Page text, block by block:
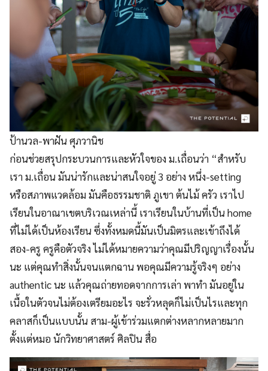
ป้านวล-พาฝัน ศุภวานิช
ก่อนช่วยสรุปกระบวนการและหัวใจของ ม.เถื่อนว่า “สำหรับ
เรา ม.เถื่อน มันน่ารักและน่าสนใจอยู่ 3 อย่าง หนึ่ง-setting
หรือสภาพแวดล้อม มันคือธรรมชาติ ภูเขา ต้นไม้ ครัว เราไป
เรียนในอาณาเขตบริเวณเหล่านี้ เราเรียนในบ้านที่เป็น home
ที่ไม่ได้เป็นห้องเรียน ซึ่งทั้งหมดนี้มันเป็นมิตรและเข้าถึงได้
สอง-ครู ครูคือตัวจริง ไม่ได้หมายความว่าคุณมีปริญญาเรื่องนั้น
นะ แต่คุณทำสิ่งนั้นจนแตกฉาน พอคุณมีความรู้จริงๆ อย่าง
authentic นะ แล้วคุณถ่ายทอดจากการเล่า พาทำ มันอยู่ใน
เนื้อในตัวจนไม่ต้องเตรียมอะไร จะรั่วหลุดก็ไม่เป็นไรและทุก
คลาสก็เป็นแบบนั้น สาม-ผู้เข้าร่วมแตกต่างหลากหลายมาก
ตั้งแต่หมอ นักวิทยาศาสตร์ ศิลปิน สื่อ